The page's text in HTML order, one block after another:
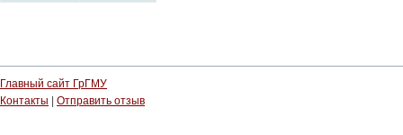
Главный сайт ГрГМУ
Контакты
Отправить отзыв